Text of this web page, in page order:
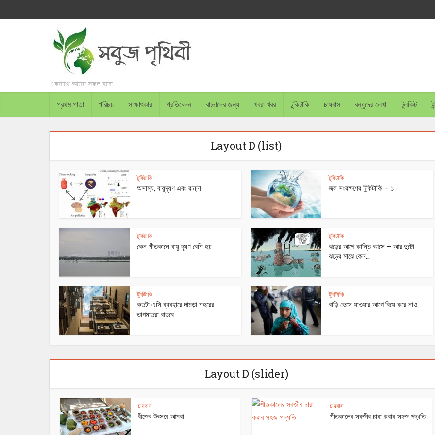
একসাথে আমরা সফল হবো
প্রথম পাতা পরিচয় সাক্ষাৎকার প্রতিবেদন বাচ্চাদের জন্য খবরা খবর টুকিটাকি চাষবাস বন্ধুদের লেখা টুলকিট
Layout D (list)
টুকিটাকি
অসাম্য, বায়ুদূষণ এবং রান্না
টুকিটাকি
জল সংরক্ষণের টুকিটাকি – ১
টুকিটাকি
কেন শীতকালে বায়ু দূষণ বেশি হয়
টুকিটাকি
ঝড়ের আগে কান্তি আসে – আর দুটো
ঝড়ের মাঝে কেন...
টুকিটাকি
কতটা এসি ব্যবহারে দামড়া শহরের
তাপমাত্রা বাড়বে
টুকিটাকি
বাড়ি ভেসে যাওয়ার আগে বিয়ে করে নাও
Layout D (slider)
চাষবাস
বীজের উৎসবে আমরা
চাষবাস
শীতকালের সবজীর চারা করার সহজ পদ্ধতি
BANGLADESH PLANS
অসাম্য, বায়ুদূষণ এবং রান্না